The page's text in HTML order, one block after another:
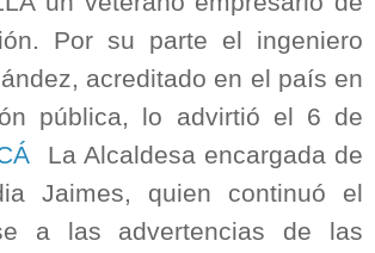
Por su parte el ingeniero
acreditado en el país en
pública, lo advirtió el 6 de
La Alcaldesa encargada de
Jaimes, quien continuó el
a las advertencias de las